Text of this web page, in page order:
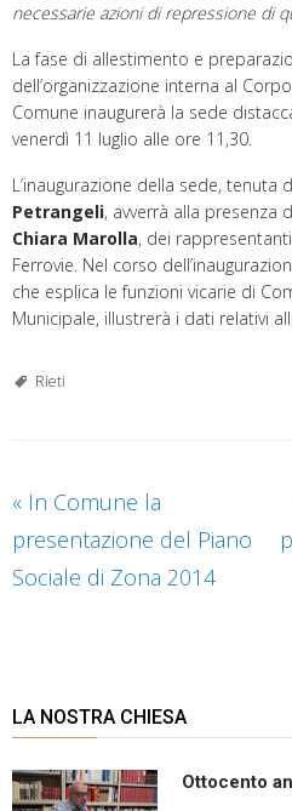
necessarie azioni di repressione di
La fase di allestimento e
dell’organizzazione interna al
Comune inaugurerà la sede
venerdì 11 luglio alle ore 11,30.
L’inaugurazione della sede, tenuta
Petrangeli, avverrà alla presenza
Chiara Marolla, dei
Ferrovie. Nel corso
che esplica le funzioni vicarie di
Municipale, illustrerà i dati relativi
Rieti
« In Comune la
presentazione del Piano
Sociale di Zona 2014
LA NOSTRA CHIESA
Ottocento